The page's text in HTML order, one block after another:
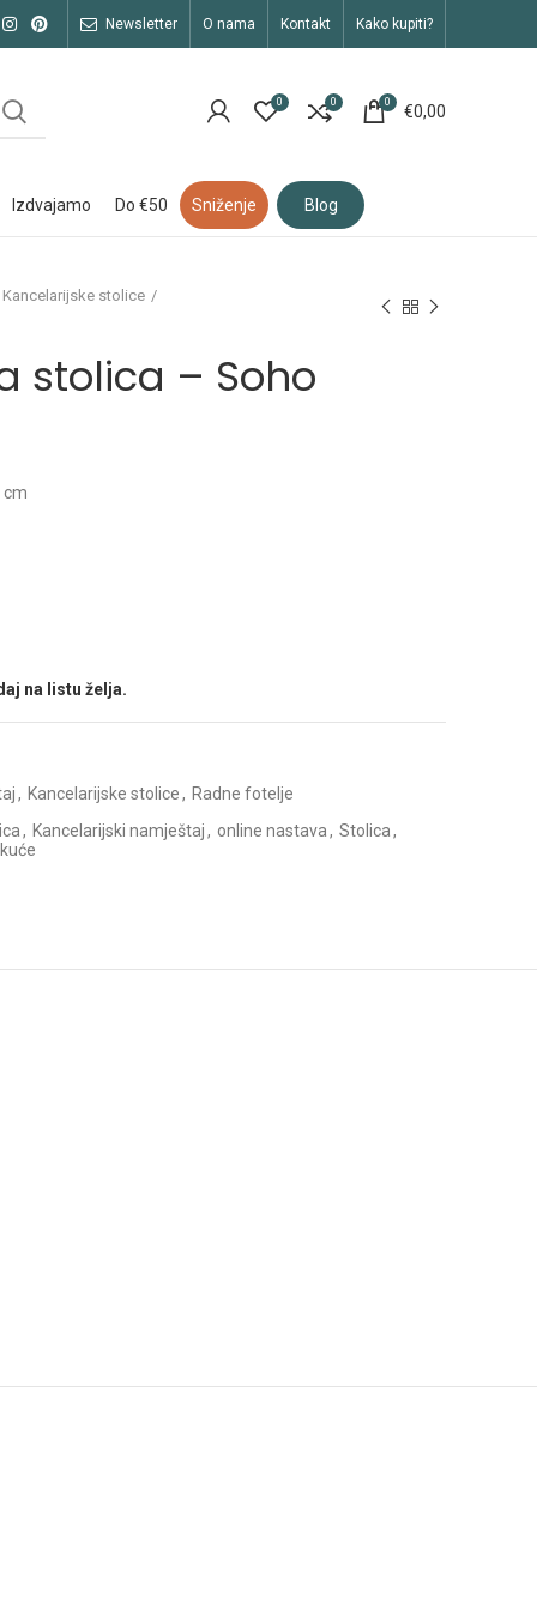
newsletter o nama kontakt kako kupiti?
0 0 0 €0,00
izdvajamo do €50 sniženje blog
Kancelarijske stolice
stolica – Soho
cm
na listu želja.
, Kancelarijske stolice, Radne fotelje
, Kancelarijski namještaj, online nastava, Stolica,